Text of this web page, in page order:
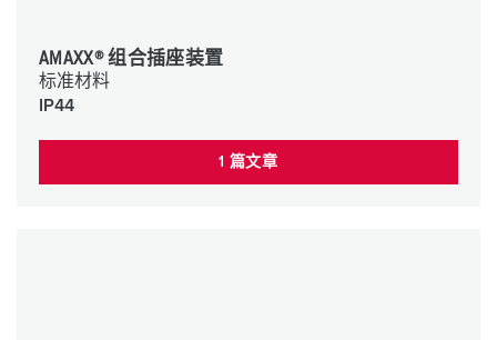
AMAXX® 组合插座装置
标准材料
IP44
1 篇文章